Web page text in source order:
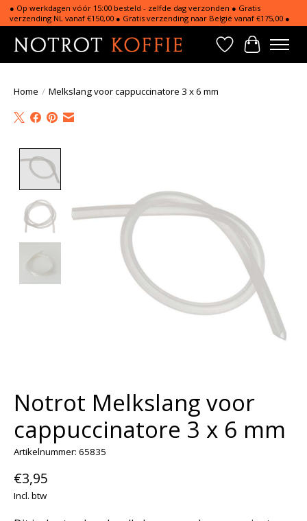
● Op werkdagen vóór 15:00 besteld - zelfde dag verzonden ● Gratis
verzending NL vanaf €150,00 ● Gratis verzending naar België vanaf €175,00 ●
Verlanglijst
Home / Melkslang voor cappuccinatore 3 x 6 mm
Notrot Melkslang voor
cappuccinatore 3 x 6 mm
Artikelnummer: 65835
€3,95
Incl. btw